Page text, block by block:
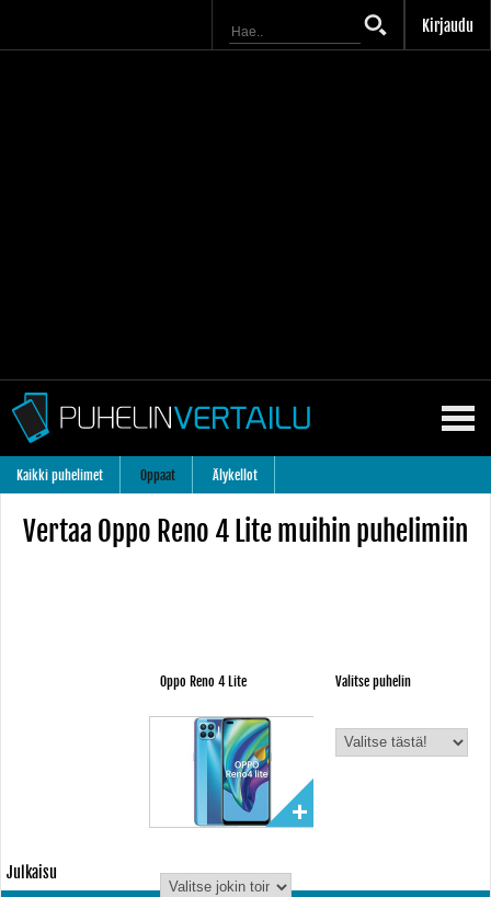
Kirjaudu
Kaikki puhelimet Oppaat Älykellot
Vertaa Oppo Reno 4 Lite muihin puhelimiin
Oppo Reno 4 Lite Valitse puhelin
Julkaisu